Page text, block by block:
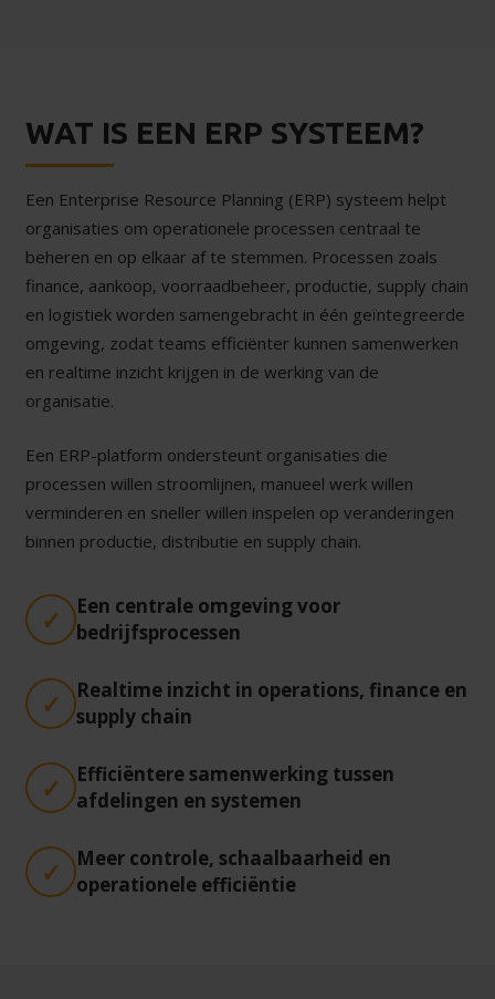
WAT IS EEN ERP SYSTEEM?
Een Enterprise Resource Planning (ERP) systeem helpt
organisaties om operationele processen centraal te
beheren en op elkaar af te stemmen. Processen zoals
finance, aankoop, voorraadbeheer, productie, supply chain
en logistiek worden samengebracht in één geïntegreerde
omgeving, zodat teams efficiënter kunnen samenwerken
en realtime inzicht krijgen in de werking van de
organisatie.
Een ERP-platform ondersteunt organisaties die
processen willen stroomlijnen, manueel werk willen
verminderen en sneller willen inspelen op veranderingen
binnen productie, distributie en supply chain.
Een centrale omgeving voor
bedrijfsprocessen
Realtime inzicht in operations, finance en
supply chain
Efficiëntere samenwerking tussen
afdelingen en systemen
Meer controle, schaalbaarheid en
operationele efficiëntie